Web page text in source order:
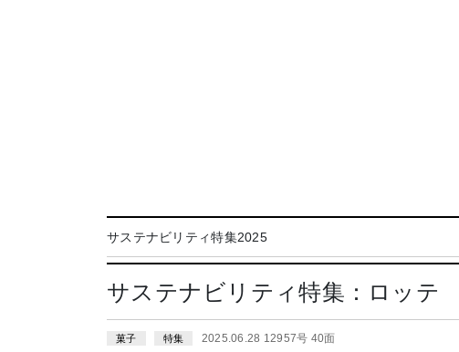
サステナビリティ特集2025
サステナビリティ特集：ロッテ
菓子 特集 2025.06.28 12957号 40面